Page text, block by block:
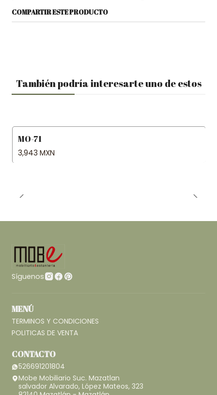
COMPARTIR ESTE PRODUCTO
También podría interesarte uno de estos
MO-71
3,943 MXN
Síguenos
MENÚ
TERMINOS Y CONDICIONES
POLITICAS DE VENTA
CONTACTO
526691201804
Mobe Mobiliario Suc. Mazatlan
salvador Alvarado, López Mateos, 323